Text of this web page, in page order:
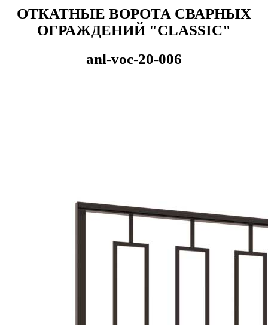
ОТКАТНЫЕ ВОРОТА СВАРНЫХ
ОГРАЖДЕНИЙ "CLASSIC"
anl-voc-20-006